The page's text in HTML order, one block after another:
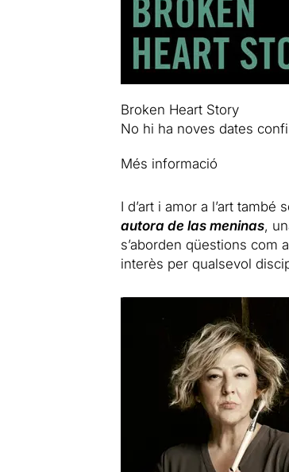
Broken Heart Story
No hi ha noves dates
Més informació
I d’art i amor a l’art també
autora de las meninas,
s’aborden qüestions com
interès per qualsevol